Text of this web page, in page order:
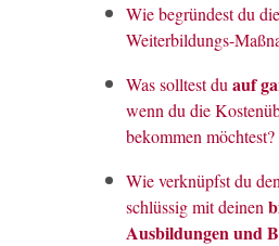
Wie begründest du die
Weiterbildungs-
Was solltest du auf
wenn du die
bekommen möchtest?
Wie verknüpfst du
schlüssig mit deinen
Ausbildungen und